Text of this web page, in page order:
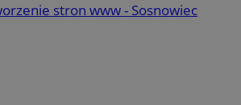
stron www - Sosnowiec